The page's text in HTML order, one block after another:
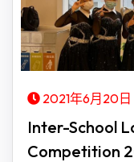
2021年6月20日
Inter-School
Competition